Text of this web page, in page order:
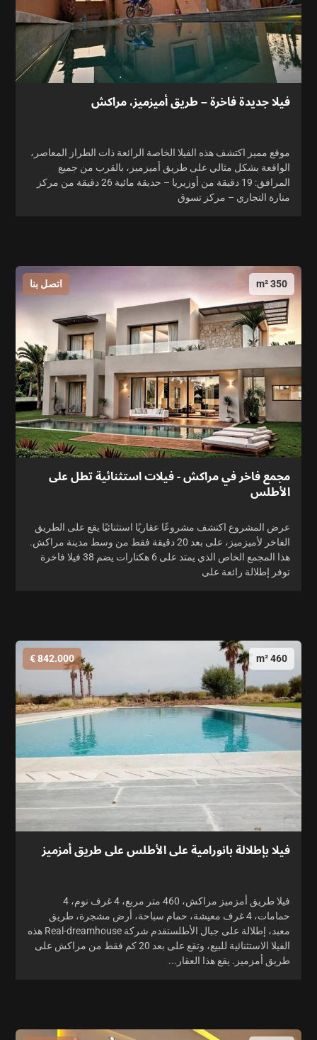
فيلا جديدة فاخرة – طريق أميزميز، مراكش
موقع مميز اكتشف هذه الفيلا الخاصة الرائعة ذات الطراز المعاصر،
الواقعة بشكل مثالي على طريق أميزميز، بالقرب من جميع
المرافق: 19 دقيقة من أوزيريا – حديقة مائية 26 دقيقة من مركز
منارة التجاري – مركز تسوق
350 m² اتصل بنا
مجمع فاخر في مراكش - فيلات استثنائية تطل على
الأطلس
عرض المشروع اكتشف مشروعًا عقاريًا استثنائيًا يقع على الطريق
الفاخر لأميزميز، على بعد 20 دقيقة فقط من وسط مدينة مراكش.
هذا المجمع الخاص الذي يمتد على 6 هكتارات يضم 38 فيلا فاخرة
توفر إطلالة رائعة على
460 m²
842.000 €
فيلا بإطلالة بانورامية على الأطلس على طريق أمزميز
فيلا طريق أمزميز مراكش، 460 متر مربع، 4 غرف نوم، 4
حمامات، 4 غرف معيشة، حمام سباحة، أرض مشجرة، طريق
معبد، إطلالة على جبال الأطلستقدم شركة Real-dreamhouse هذه
الفيلا الاستثنائية للبيع، وتقع على بعد 20 كم فقط من مراكش على
طريق أمزميز. يقع هذا العقار...